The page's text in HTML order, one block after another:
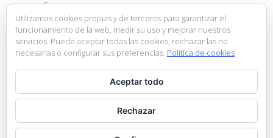
Comparsas
Eventos
General
Sin categoría
Entradas recientes
Escuela de Embajadores
Creuà Infantil 2026
Exposición fotográfica
Ganadores Concurso Dibujo Infantil
Nueva Junta Directiva
Utilizamos cookies propias y de terceros para garantizar el
funcionamiento de la web, medir su uso y mejorar nuestros
servicios. Puede aceptar todas las cookies, rechazar las no
necesarias o configurar sus preferencias. Política de cookies
Aceptar todo
Rechazar